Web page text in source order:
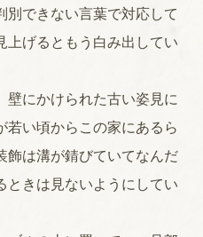
別できない言葉で対応して
上げるともう白み出してい
にかけられた古い姿見に
若い頃からこの家にあるら
飾は溝が錆びていてなんだ
ときは見ないようにしてい